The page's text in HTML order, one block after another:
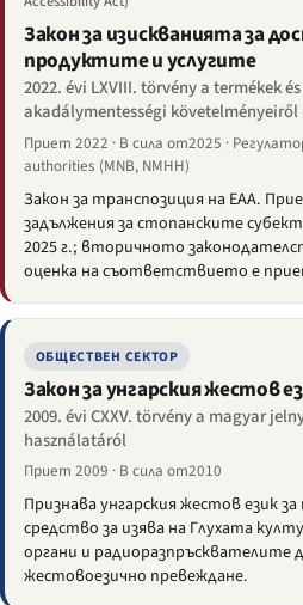
Закон за изискванията за
продуктите и услугите
2022. évi LXVIII. törvény a termékek
akadálymentességi követelményeiről
Приет 2022 · В сила от2025 ·
authorities (MNB, NMHH)
Закон за транспозиция на EAA.
задължения за стопанските
2025 г.; вторичното
оценка на съответствието е
ОБЩЕСТВЕН СЕКТОР
Закон за унгарския жестов
2009. évi CXXV. törvény a magyar
használatáról
Приет 2009 · В сила от2010
Признава унгарския жестов език
средство за изява на Глухата
органи и радиоразпръсквателите
жестовоезично превеждане.